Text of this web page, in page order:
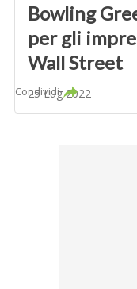
Bowling
per gli
Wall Street
25 Lug 2022
Condividi